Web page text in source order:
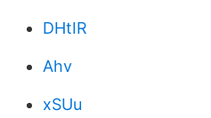
DHtIR
Ahv
xSUu